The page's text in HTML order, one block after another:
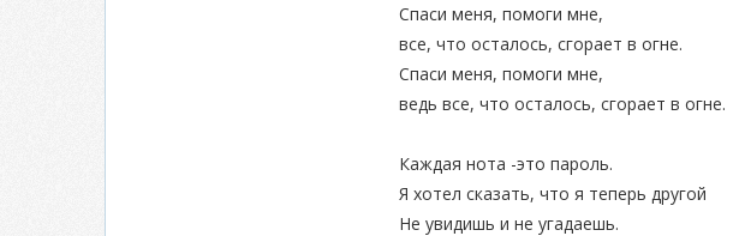
Спаси меня, помоги мне,
все, что осталось, сгорает в огне.
Спаси меня, помоги мне,
ведь все, что осталось, сгорает в огне.
Каждая нота -это пароль.
Я хотел сказать, что я теперь другой
Не увидишь и не угадаешь.